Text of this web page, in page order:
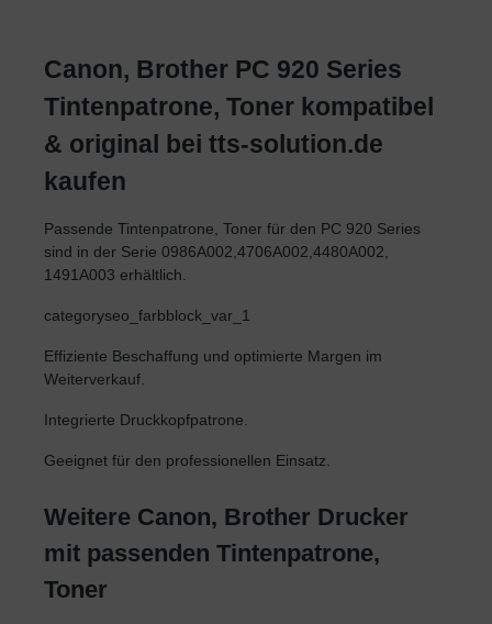
Canon, Brother PC 920 Series
Tintenpatrone, Toner kompatibel
& original bei tts-solution.de
kaufen
Passende Tintenpatrone, Toner für den PC 920 Series
sind in der Serie 0986A002,4706A002,4480A002,
1491A003 erhältlich.
categoryseo_farbblock_var_1
Effiziente Beschaffung und optimierte Margen im
Weiterverkauf.
Integrierte Druckkopfpatrone.
Geeignet für den professionellen Einsatz.
Weitere Canon, Brother Drucker
mit passenden Tintenpatrone,
Toner